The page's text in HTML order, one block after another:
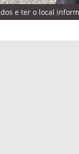
e ter o local